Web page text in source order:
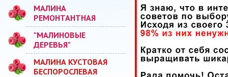
МАЛИНА
РЕМОНТАНТНАЯ
"МАЛИНОВЫЕ
ДЕРЕВЬЯ"
МАЛИНА КУСТОВАЯ
БЕСПОРОСЛЕВАЯ